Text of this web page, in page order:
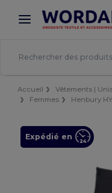
× Appli
Meilleurs prix sur
Accueil Vêtements |
Femmes
Henbury
Expédié en